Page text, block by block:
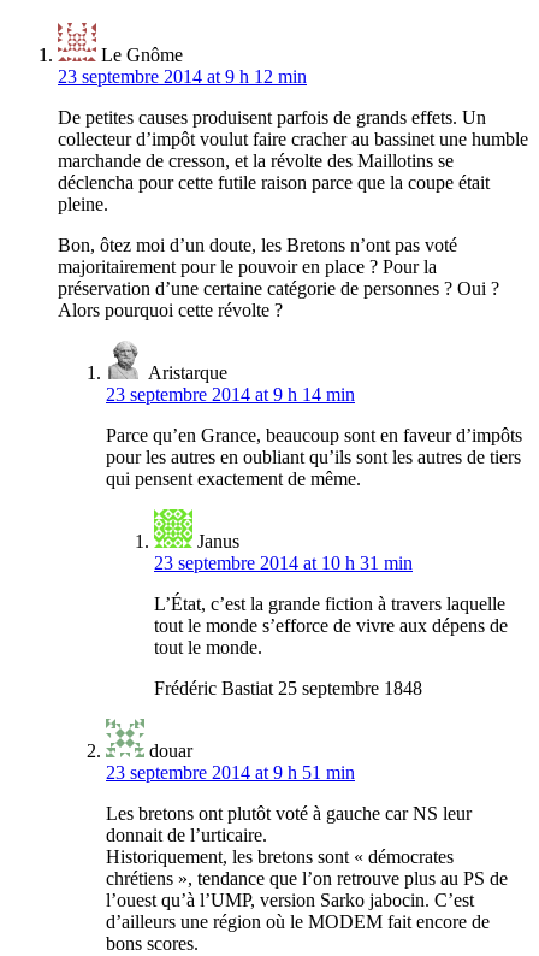
Le Gnôme
23 septembre 2014 at 9 h 12 min
De petites causes produisent parfois de grands effets. Un
collecteur d’impôt voulut faire cracher au bassinet une humble
marchande de cresson, et la révolte des Maillotins se
déclencha pour cette futile raison parce que la coupe était
pleine.
Bon, ôtez moi d’un doute, les Bretons n’ont pas voté
majoritairement pour le pouvoir en place ? Pour la
préservation d’une certaine catégorie de personnes ? Oui ?
Alors pourquoi cette révolte ?
Aristarque
23 septembre 2014 at 9 h 14 min
Parce qu’en Grance, beaucoup sont en faveur d’impôts
pour les autres en oubliant qu’ils sont les autres de tiers
qui pensent exactement de même.
Janus
23 septembre 2014 at 10 h 31 min
L’État, c’est la grande fiction à travers laquelle
tout le monde s’efforce de vivre aux dépens de
tout le monde.
Frédéric Bastiat 25 septembre 1848
douar
23 septembre 2014 at 9 h 51 min
Les bretons ont plutôt voté à gauche car NS leur
donnait de l’urticaire.
Historiquement, les bretons sont « démocrates
chrétiens », tendance que l’on retrouve plus au PS de
l’ouest qu’à l’UMP, version Sarko jabocin. C’est
d’ailleurs une région où le MODEM fait encore de
bons scores.